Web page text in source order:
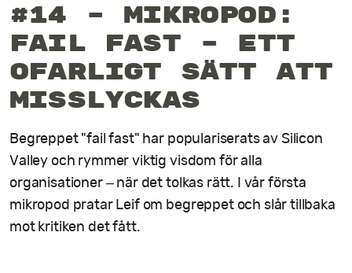
#14 – Mikropod:
Fail fast – ett
ofarligt sätt att
misslyckas
Begreppet "fail fast" har populariserats av Silicon
Valley och rymmer viktig visdom för alla
organisationer – när det tolkas rätt. I vår första
mikropod pratar Leif om begreppet och slår tillbaka
mot kritiken det fått.